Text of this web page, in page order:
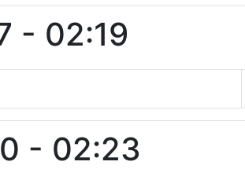
- 02:19
- 02:23